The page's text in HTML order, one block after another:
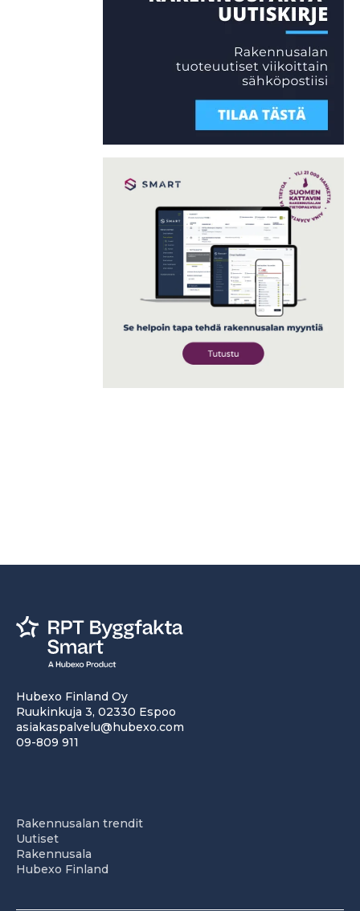
Hubexo Finland Oy
Ruukinkuja 3, 02330 Espoo
asiakaspalvelu@hubexo.com
09-809 911
Rakennusalan trendit
Uutiset
Rakennusala
Hubexo Finland